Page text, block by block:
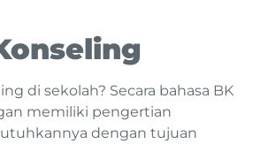
di sekolah? Secara bahasa BK
memiliki pengertian
dengan tujuan